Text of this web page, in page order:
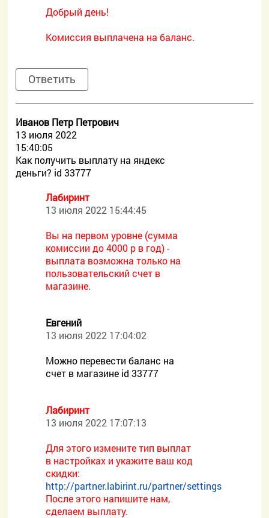
Добрый день!
Комиссия выплачена на баланс.
Ответить
Иванов Петр Петрович
13 июля 2022
15:40:05
Как получить выплату на яндекс
деньги? id 33777
Лабиринт
13 июля 2022 15:44:45
Вы на первом уровне (сумма
комиссии до 4000 р в год) -
выплата возможна только на
пользовательский счет в
магазине.
Евгений
13 июля 2022 17:04:02
Можно перевести баланс на
счет в магазине id 33777
Лабиринт
13 июля 2022 17:07:13
Для этого измените тип выплат
в настройках и укажите ваш код
скидки:
http://partner.labirint.ru/partner/settings
После этого напишите нам,
сделаем выплату.